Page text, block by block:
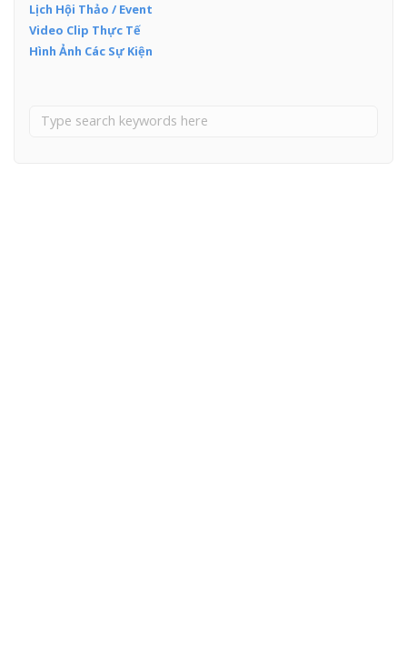
Lịch Hội Thảo / Event
Video Clip Thực Tế
Hình Ảnh Các Sự Kiện